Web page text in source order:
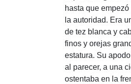
hasta que
la autoridad. Era
de tez blanca y
finos y orejas
estatura. Su
al parecer, a una
ostentaba en la